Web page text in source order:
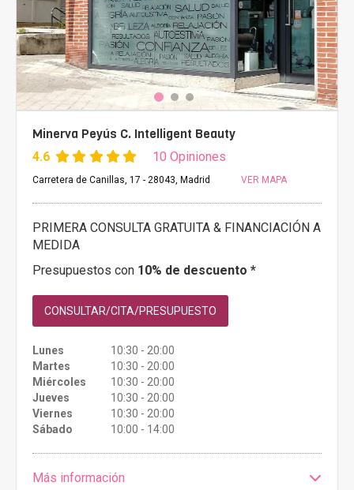
Minerva Peyús C. Intelligent Beauty
4.6 10 Opiniones
Carretera de Canillas, 17 - 28043, Madrid VER MAPA
PRIMERA CONSULTA GRATUITA & FINANCIACIÓN A
MEDIDA
Presupuestos con 10% de descuento *
CONSULTAR/CITA/PRESUPUESTO
Lunes
10:30 - 20:00
Martes
10:30 - 20:00
Miércoles
10:30 - 20:00
Jueves
10:30 - 20:00
Viernes
10:30 - 20:00
Sábado
10:00 - 14:00
Más información